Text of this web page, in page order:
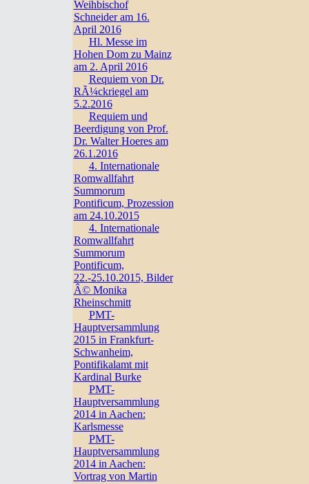
Weihbischof
Schneider am 16.
April 2016
Hl. Messe im
Hohen Dom zu Mainz
am 2. April 2016
Requiem von Dr.
RÃ¼ckriegel am
5.2.2016
Requiem und
Beerdigung von Prof.
Dr. Walter Hoeres am
26.1.2016
4. Internationale
Romwallfahrt
Summorum
Pontificum, Prozession
am 24.10.2015
4. Internationale
Romwallfahrt
Summorum
Pontificum,
22.-25.10.2015, Bilder
Â© Monika
Rheinschmitt
PMT-
Hauptversammlung
2015 in Frankfurt-
Schwanheim,
Pontifikalamt mit
Kardinal Burke
PMT-
Hauptversammlung
2014 in Aachen:
Karlsmesse
PMT-
Hauptversammlung
2014 in Aachen:
Vortrag von Martin